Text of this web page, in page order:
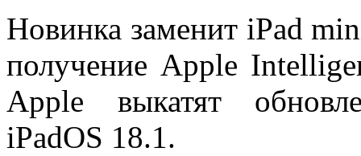
Новинка заменит iPad
получение Apple
Apple выкатят
iPadOS 18.1.